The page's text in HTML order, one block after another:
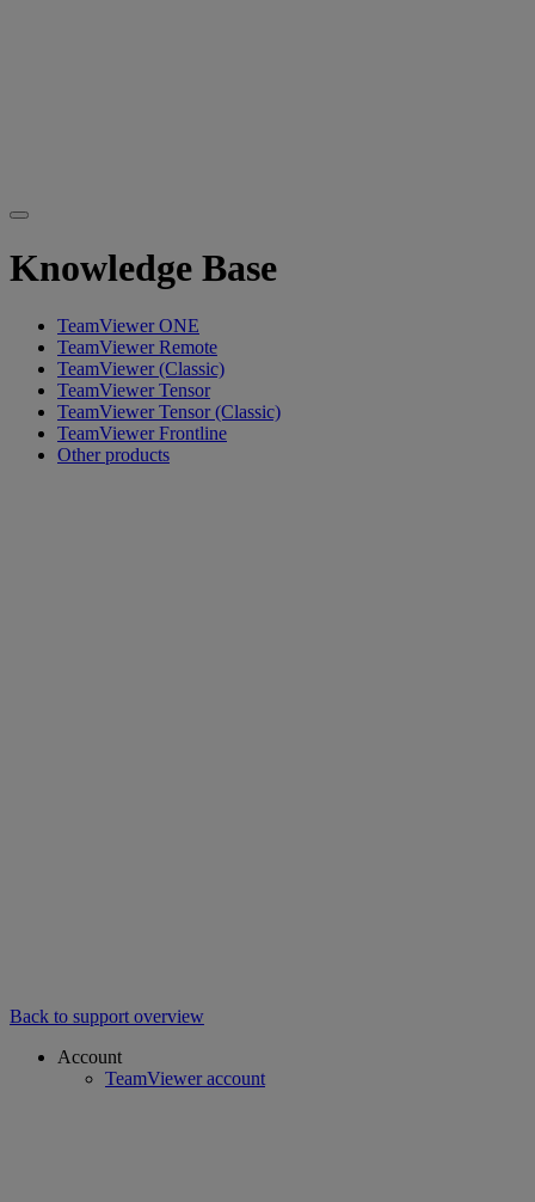
Knowledge Base
TeamViewer ONE
TeamViewer Remote
TeamViewer (Classic)
TeamViewer Tensor
TeamViewer Tensor (Classic)
TeamViewer Frontline
Other products
Back to support overview
Account
TeamViewer account